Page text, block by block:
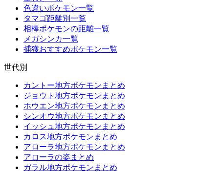
色違いポケモン一覧
タマゴ距離別一覧
相棒ポケモンの距離一覧
メガシンカ一覧
捕獲おすすめポケモン一覧
世代別
カントー地方ポケモンまとめ
ジョウト地方ポケモンまとめ
ホウエン地方ポケモンまとめ
シンオウ地方ポケモンまとめ
イッシュ地方ポケモンまとめ
カロス地方ポケモンまとめ
アローラ地方ポケモンまとめ
アローラの姿まとめ
ガラル地方ポケモンまとめ